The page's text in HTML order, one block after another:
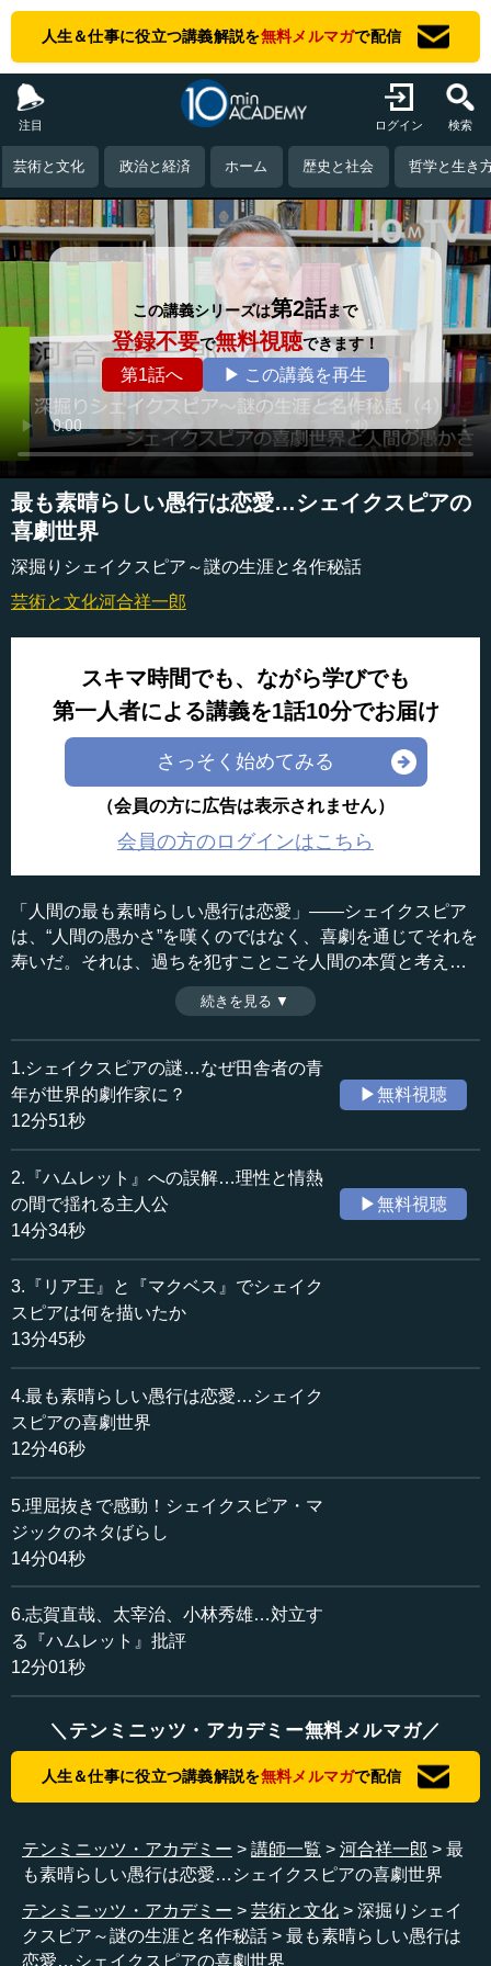
人生＆仕事に役立つ講義解説を無料メルマガで配信
注目 ログイン 検索
芸術と文化 政治と経済 ホーム 歴史と社会 哲学と生き
この講義シリーズは第2話まで
登録不要で無料視聴できます！
第1話へ ▶ この講義を再生
最も素晴らしい愚行は恋愛…シェイクスピアの
喜劇世界
深掘りシェイクスピア～謎の生涯と名作秘話
芸術と文化河合祥一郎
スキマ時間でも、ながら学びでも
第一人者による講義を1話10分でお届け
さっそく始めてみる
（会員の方に広告は表示されません）
会員の方のログインはこちら
「人間の最も素晴らしい愚行は恋愛」――シェイクスピア
は、“人間の愚かさ”を嘆くのではなく、喜劇を通じてそれを
寿いだ。それは、過ちを犯すことこそ人間の本質と考え
た、当時の人文主義的な思想とも重なる。過ちの極致にあ
るのが恋愛。今回は、『夏の夜の夢』『お気に召すまま』
などを取り上げながら、愚かさの象徴としての恋愛をモチ
ーフに描いたシェイクスピアの喜劇世界を解説する。（全6
話中第4話）
収録日：2023年4月12日
追加日：2023年8月3日
カテゴリー：
文化・芸術
≪全文≫
●人間の愚かさを寿ぐシェイクスピアの喜劇世界と人
文主義思想
の喜劇世界を取り上げることにしましょう。
悲劇世界が“To be OR not to be（あれかこれか）”の世界
ならば、喜劇世界は“To be AND not to be（あれでもあり、
これでもある）”の世界だといわれています。これは、前回
ご紹介したオクシモロン（矛盾語法）の世界です。
“Oxymoron”というのはもともとギリシャ語で“Oxy-”は
「賢い」、“moron”は「愚か」を表します。シェイクスピア
には“wise fool（賢い道化）”が多数登場しますが、道化
（fool）というのは愚か者という意味ですから、“wise
二夜』ではヒロインのヴァイオラが“This fellow is wise
enough to play the fool.（この人は道化を演じられるほど賢
い）”と言います。
愚かであることが寿（ことほ）がれる世界、それがシェ
イクスピアの喜劇世界だといっていいでしょう。シェイク
スピアには、人間とは愚かな存在であるという認識があり
ます。
時のヨーロッパに広く浸透していた人文主義思想、ユマニ
スムと切り離して考えることはできません。人文主義者と
しては、『痴愚神礼讃』を著したエラスムス（1466年－
1536年）や、『ユートピア』を書いたサー・トマス・モア
（1478年－1535年）などが有名ですが、その思想はギリシ
続きを見る ▼
1.シェイクスピアの謎…なぜ田舎者の青
年が世界的劇作家に？
12分51秒
▶無料視聴
2.『ハムレット』への誤解…理性と情熱
の間で揺れる主人公
14分34秒
▶無料視聴
3.『リア王』と『マクベス』でシェイク
スピアは何を描いたか
13分45秒
4.最も素晴らしい愚行は恋愛…シェイク
スピアの喜劇世界
12分46秒
5.理屈抜きで感動！シェイクスピア・マ
ジックのネタばらし
14分04秒
6.志賀直哉、太宰治、小林秀雄…対立す
る『ハムレット』批評
12分01秒
＼テンミニッツ・アカデミー無料メルマガ／
人生＆仕事に役立つ講義解説を無料メルマガで配信
テンミニッツ・アカデミー 講師一覧 河合祥一郎
最
も素晴らしい愚行は恋愛…シェイクスピアの喜劇世界
テンミニッツ・アカデミー
芸術と文化
深掘りシェイ
クスピア～謎の生涯と名作秘話
最も素晴らしい愚行は
恋愛…シェイクスピアの喜劇世界